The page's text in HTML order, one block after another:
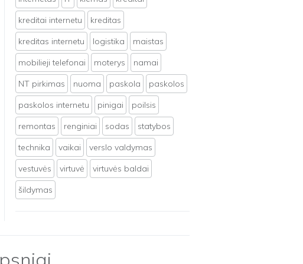
kreditai internetu
kreditas
kreditas internetu
logistika
maistas
mobilieji telefonai
moterys
namai
NT pirkimas
nuoma paskola
paskolos
paskolos internetu
pinigai
poilsis
remontas
renginiai sodas
statybos
technika
vaikai
verslo valdymas
vestuvės
virtuvė
virtuvės baldai
šildymas